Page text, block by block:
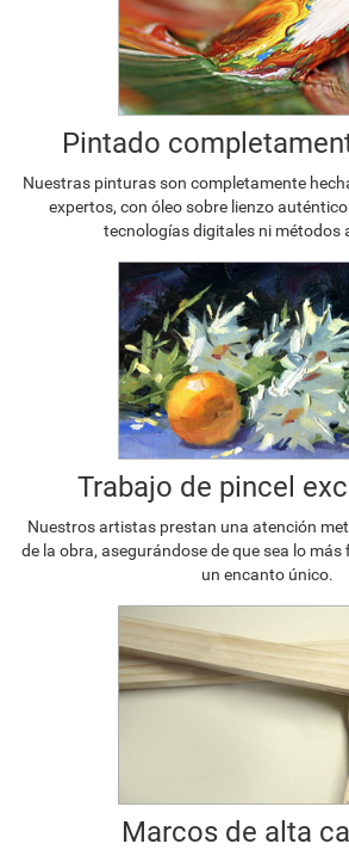
Pintado
Nuestras pinturas son completamente
expertos, con óleo sobre lienzo
tecnologías digitales ni métodos
Trabajo de pincel
Nuestros artistas prestan una atención
de la obra, asegurándose de que sea lo más
un encanto único.
Marcos de alta